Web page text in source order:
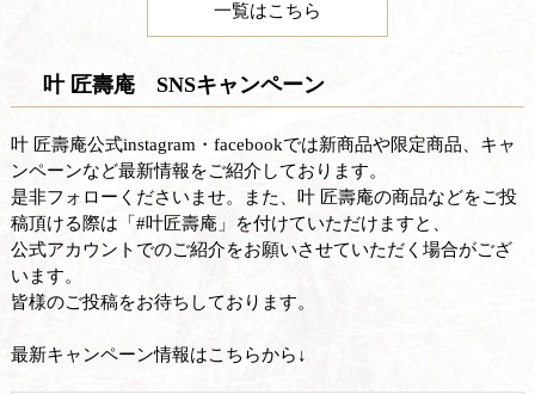
一覧はこちら
叶 匠壽庵 SNSキャンペーン
叶 匠壽庵公式instagram・facebookでは新商品や限定商品、キャ
ンペーンなど最新情報をご紹介しております。
是非フォローくださいませ。また、叶 匠壽庵の商品などをご投
稿頂ける際は「#叶匠壽庵」を付けていただけますと、
公式アカウントでのご紹介をお願いさせていただく場合がござ
います。
皆様のご投稿をお待ちしております。
最新キャンペーン情報はこちらから↓